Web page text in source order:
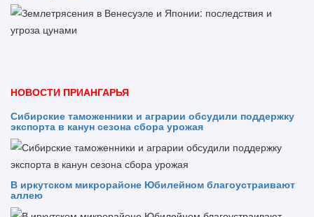
НОВОСТИ ПРИАНГАРЬЯ
Сибирские таможенники и аграрии обсудили поддержку
экспорта в канун сезона сбора урожая
В иркутском микрорайоне Юбилейном благоустраивают
аллею